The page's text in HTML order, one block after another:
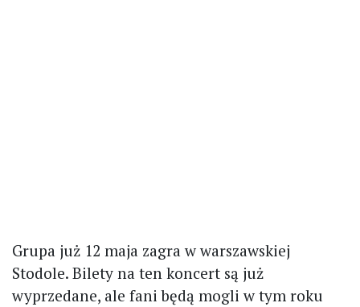
Grupa już 12 maja zagra w warszawskiej
Stodole. Bilety na ten koncert są już
wyprzedane, ale fani będą mogli w tym roku